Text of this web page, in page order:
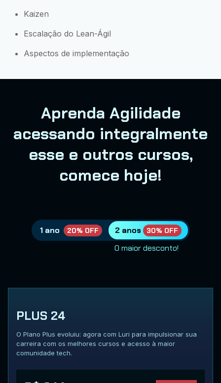
Kaizen
Escalação do Lean-Ágil
Aspectos de implementação
Aprenda Agilidade
acessando integralmente
esse e outros cursos,
comece hoje!
1 ano 20% OFF 2 anos 30% OFF
O maior desconto!
PLUS 24
O Plano Plus evoluiu: agora com Luri para impulsionar sua
carreira com os melhores cursos e acesso à maior
comunidade tech.